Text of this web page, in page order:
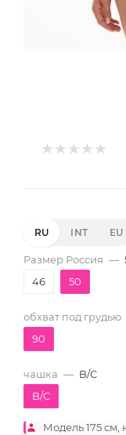
RU INT EU
Размер Россия —
46
50
обхват под грудью
90
чашка — B/C
B/C
Модель 175 см,